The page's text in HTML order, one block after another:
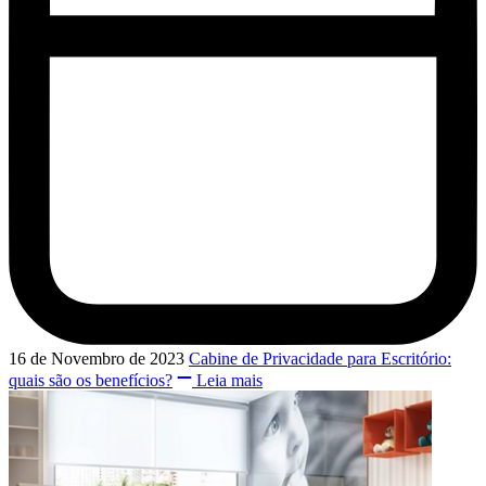
16 de Novembro de 2023 Cabine de Privacidade para Escritório:
quais são os benefícios?
Leia mais